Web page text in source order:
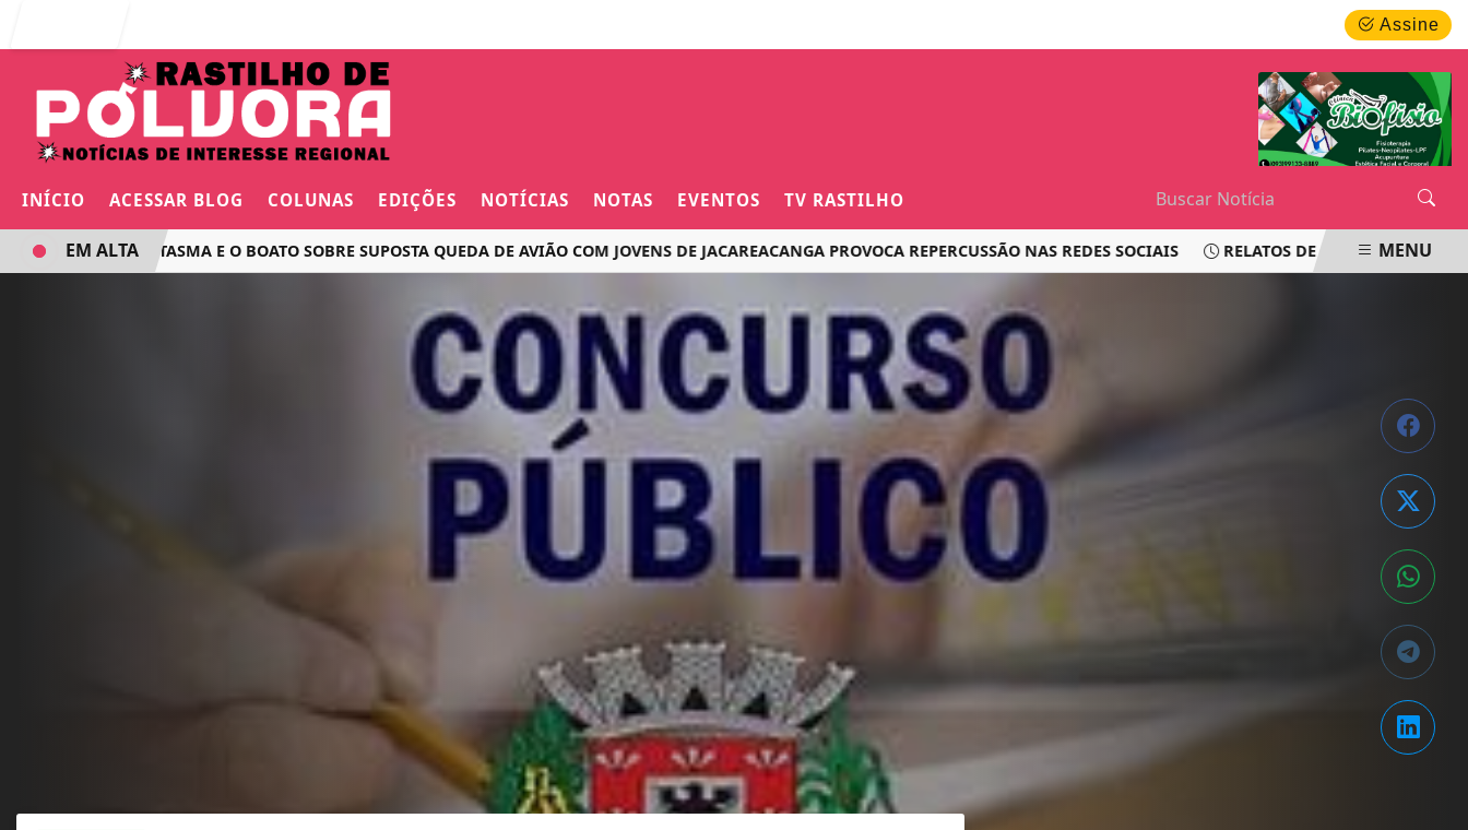
Assine
INÍCIO ACESSAR BLOG COLUNAS EDIÇÕES NOTÍCIAS NOTAS EVENTOS TV RASTILHO
O VOO FANTASMA E O BOATO SOBRE SUPOSTA QUEDA DE AVIÃO COM JOVENS DE JACAREACANGA PROVOCA REPERCUSSÃO NAS REDES SOCIAIS RELATOS DE PASSAGEIROS
EM ALTA MENU